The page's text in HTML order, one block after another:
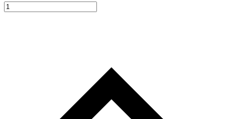
Schaarhoogwerker
ruwterrein